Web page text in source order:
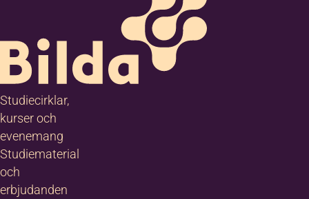
Studiecirklar,
kurser och
evenemang
Studiematerial
och
erbjudanden